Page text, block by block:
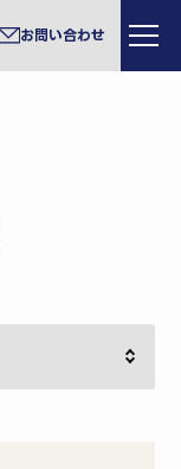
お問い合わせ